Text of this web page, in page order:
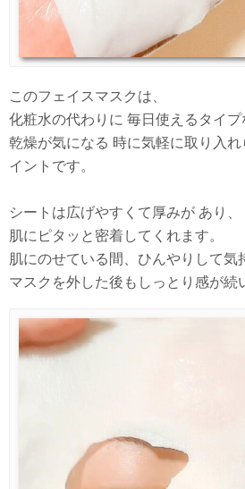
このフェイスマスクは、
化粧水の代わりに 毎日使えるタイプ
乾燥が気になる 時に気軽に取り入
イントです。
シートは広げやすくて厚みが あり、
肌にピタッと密着してくれます。
肌にのせている間、ひんやりして気
マスクを外した後もしっとり感が続